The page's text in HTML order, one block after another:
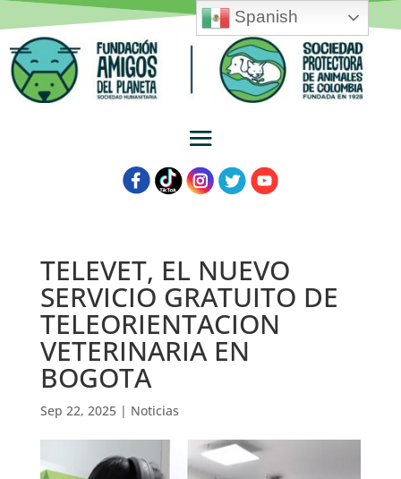
TELEVET, EL NUEVO
SERVICIO GRATUITO DE
TELEORIENTACION
VETERINARIA EN
BOGOTA
Sep 22, 2025| Noticias
Spanish